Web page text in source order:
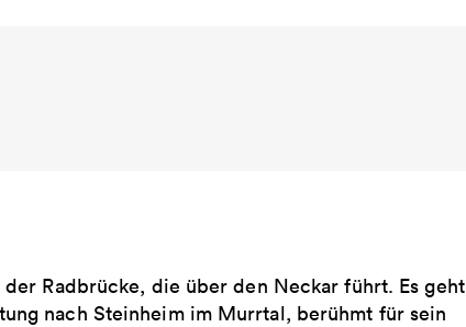
Radbrücke, die über den Neckar führt. Es geht
nach Steinheim im Murrtal, berühmt für sein